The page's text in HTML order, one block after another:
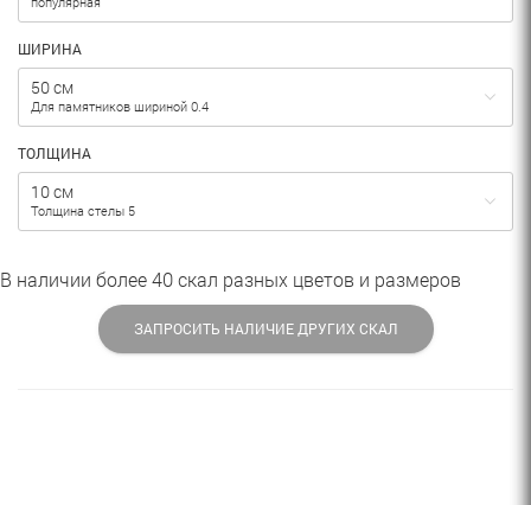
ШИРИНА
50 см
Для памятников шириной 0.4
ТОЛЩИНА
10 см
Толщина стелы 5
В наличии более 40 скал разных цветов и размеров
ЗАПРОСИТЬ НАЛИЧИЕ ДРУГИХ СКАЛ